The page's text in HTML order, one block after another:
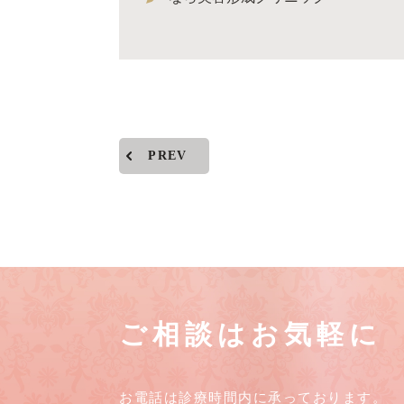
PREV
ご相談はお気軽に
お電話は診療時間内に承っております。